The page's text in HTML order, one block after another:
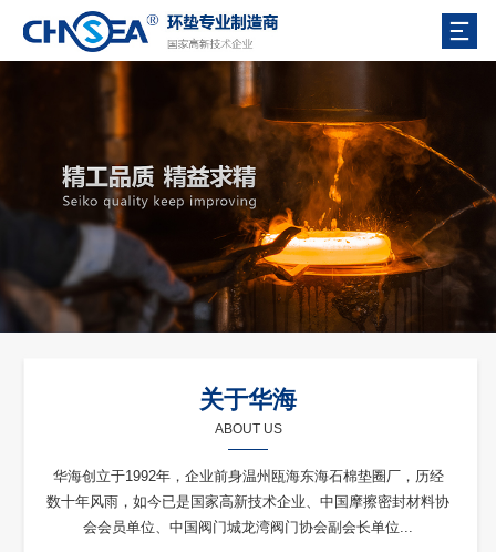
关于华海
ABOUT US
华海创立于1992年，企业前身温州瓯海东海石棉垫圈厂，历经
数十年风雨，如今已是国家高新技术企业、中国摩擦密封材料协
会会员单位、中国阀门城龙湾阀门协会副会长单位...